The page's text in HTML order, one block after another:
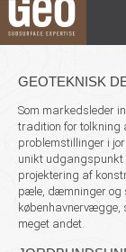
GEOTEKNISK
Som markedsleder
tradition for tolkning
problemstillinger i
unikt udgangspunkt
projektering af
pæle, dæmninger og
meget andet.